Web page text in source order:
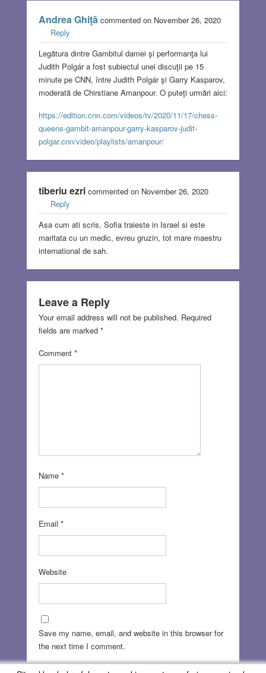
Andrea Ghiţă commented on November 26, 2020
Reply
Legătura dintre Gambitul damei şi performanţa lui
Judith Polgár a fost subiectul unei discuţii pe 15
minute pe CNN, între Judith Polgár şi Garry Kasparov,
moderată de Chirstiane Amanpour. O puteţi urmări aici:
https://edition.cnn.com/videos/tv/2020/11/17/chess-
queens-gambit-amanpour-garry-kasparov-judit-
polgar.cnn/video/playlists/amanpour/
tiberiu ezricommented on November 26, 2020
Reply
Asa cum ati scris, Sofia traieste in Israel si este
maritata cu un medic, evreu gruzin, tot mare maestru
international de sah.
Leave a Reply
Your email address will not be published. Required
fields are marked *
Comment *
Name *
Email *
Website
Save my name, email, and website in this browser for
the next time I comment.